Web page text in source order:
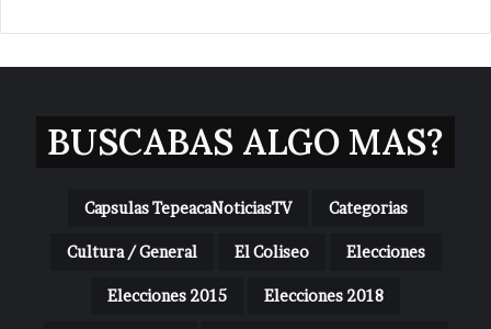
BUSCABAS ALGO MAS?
Capsulas TepeacaNoticiasTV Categorias
Cultura / General El Coliseo Elecciones
Elecciones 2015 Elecciones 2018